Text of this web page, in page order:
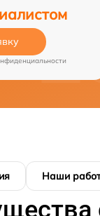
Наши